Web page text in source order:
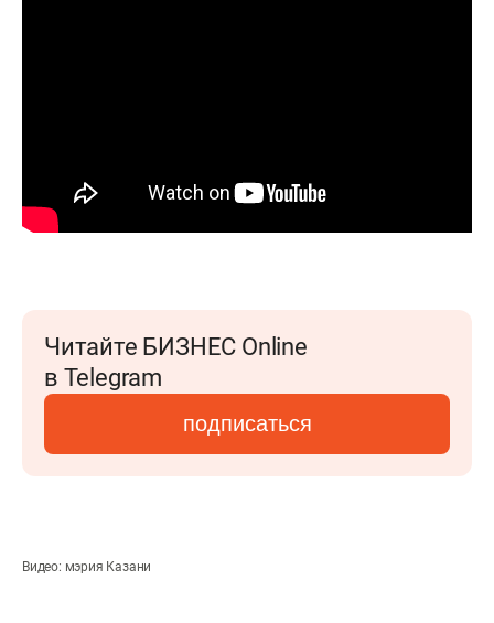
Читайте БИЗНЕС Online
в Telegram
подписаться
Видео: мэрия Казани